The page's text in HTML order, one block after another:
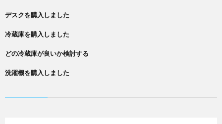
デスクを購入しました
冷蔵庫を購入しました
どの冷蔵庫が良いか検討する
洗濯機を購入しました